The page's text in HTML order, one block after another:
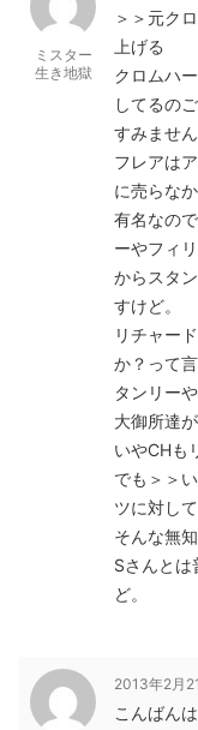
ミスター
生き地獄
＞＞元ク
上げる
クロムハ
してるの
すみませ
フレアは
に売らな
有名なの
ーやフィ
からスタ
すけど。
リチャー
か？って
タンリー
大御所達
いやCHも
でも＞＞
ツに対し
そんな無
Sさんとは
ど。
2013年2月
こんばんは